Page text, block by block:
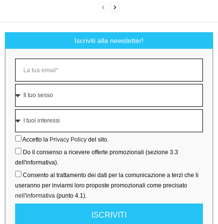
Iscriviti alla newsletter!
Accetto la Privacy Policy del sito.
Do il consenso a ricevere offerte promozionali (sezione 3.3
dell'informativa).
Consento al trattamento dei dati per la comunicazione a terzi che li
useranno per inviarmi loro proposte promozionali come precisato
nell'informativa (punto 4.1).
ISCRIVITI